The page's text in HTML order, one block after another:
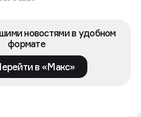
новостями в удобном
формате
в «Макс»